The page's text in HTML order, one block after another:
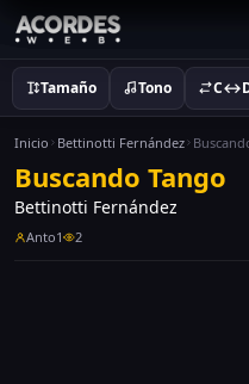
Tamaño Tono
Inicio Bettinotti Fernández
Buscando Tango
Bettinotti Fernández
Anto1 2